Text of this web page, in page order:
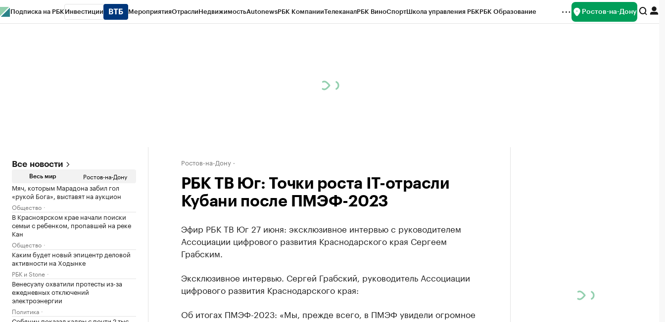
Подписка на РБК Инвестиции МероприятияОтраслиНедвижимостьAutonewsРБК КомпанииТелеканалРБК ВиноСпортШкола управления РБКРБК Образование Ростов-на-Дону
Все новости
Весь мир Ростов-на-Дону
Мяч, которым Марадона забил гол
«рукой Бога», выставят на аукцион
Общество
В Красноярском крае начали поиски
семьи с ребенком, пропавшей на реке
Кан
Общество
Каким будет новый эпицентр деловой
активности на Ходынке
РБК и Stone
Венесуэлу охватили протесты из-за
ежедневных отключений
электроэнергии
Политика
Ростов-на-Дону
РБК ТВ Юг: Точки роста IT-отрасли
Кубани после ПМЭФ-2023
Эфир РБК ТВ Юг 27 июня: эксклюзивное интервью с руководителем
Ассоциации цифрового развития Краснодарского края Сергеем
Грабским.
Эксклюзивное интервью. Сергей Грабский, руководитель Ассоциации
цифрового развития Краснодарского края:
Об итогах ПМЭФ-2023: «Мы, прежде всего, в ПМЭФ увидели огромное